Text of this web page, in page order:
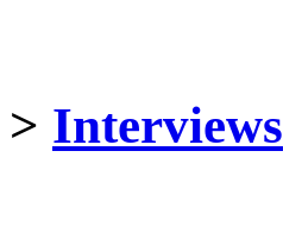
> Interviews